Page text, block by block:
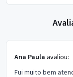
Ana Paula avaliou:
Fui muito bem